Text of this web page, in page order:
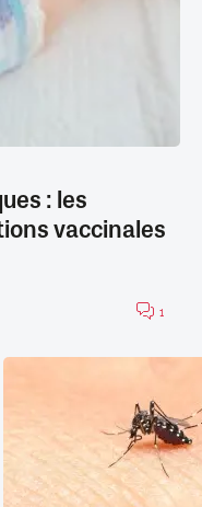
: les
vaccinales
1